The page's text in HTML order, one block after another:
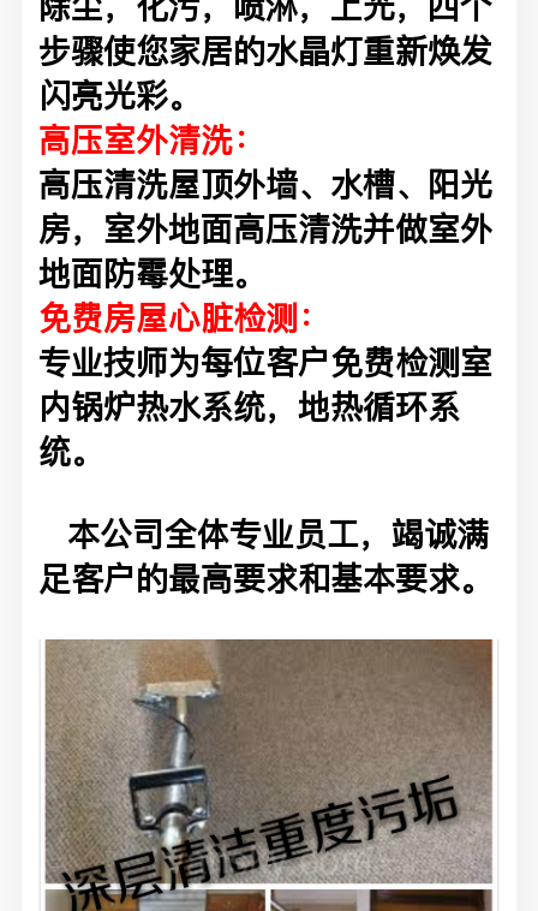
步骤使您家居的水晶灯重新焕发
闪亮光彩。
高压室外清洗：
高压清洗屋顶外墙、水槽、阳光
房，室外地面高压清洗并做室外
地面防霉处理。
免费房屋心脏检测：
专业技师为每位客户免费检测室
内锅炉热水系统，地热循环系
统。
本公司全体专业员工，竭诚满
足客户的最高要求和基本要求。